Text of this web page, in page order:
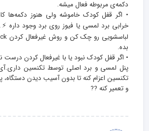
• اگر قفل
• اگر قفل کودک نبود یا با غیرفعال کردن درست
تکنسین اعزام کنه تا بدون آسیب دیدن دستگاه،
و تعمیر کنه ?‍?